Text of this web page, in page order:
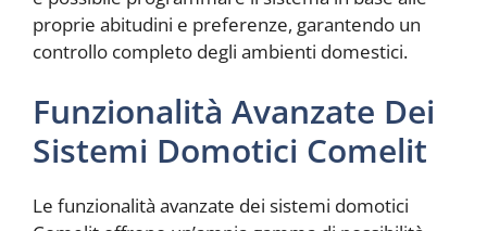
proprie abitudini e preferenze, garantendo un
controllo completo degli ambienti domestici.
Funzionalità Avanzate Dei
Sistemi Domotici Comelit
Le funzionalità avanzate dei sistemi domotici